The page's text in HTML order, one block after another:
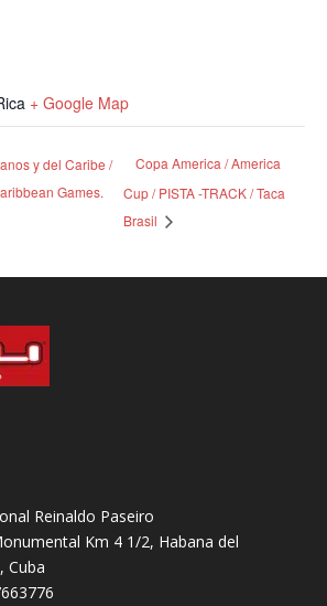
+ Google Map
y del Caribe /
Games.
Copa America / America
Cup / PISTA -TRACK / Taca
Brasil
Reinaldo Paseiro
Km 4 1/2, Habana del
Cuba